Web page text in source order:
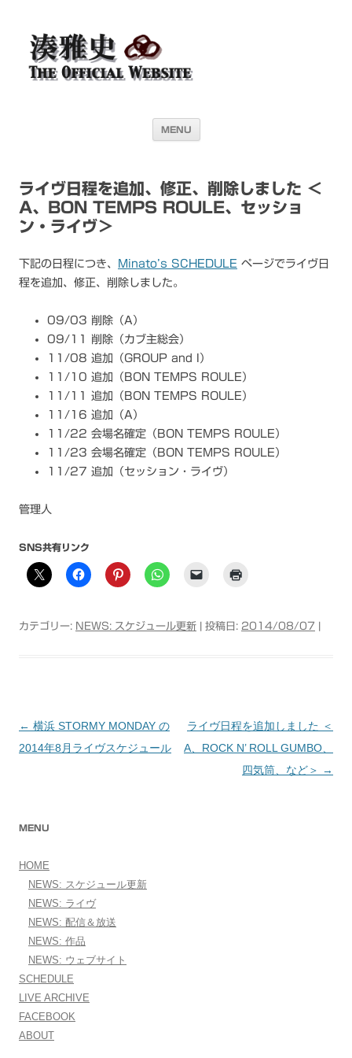
湊雅史オフィシャル・ウェブサイト＜
Masafumi Minato THE
OFFICIAL WEBSITE＞
ウェブサイトです
MENU
ライヴ日程を追加、修正、削除しました ＜
A、BON TEMPS ROULE、セッショ
ン・ライヴ＞
下記の日程につき、 Minato’s SCHEDULE ページでライヴ日
程を追加、修正、削除しました。
09/03 削除（A）
09/11 削除（カブ主総会）
11/08 追加（GROUP and I）
11/10 追加（BON TEMPS ROULE）
11/11 追加（BON TEMPS ROULE）
11/16 追加（A）
11/22 会場名確定（BON TEMPS ROULE）
11/23 会場名確定（BON TEMPS ROULE）
11/27 追加（セッション・ライヴ）
管理人
SNS共有リンク
カテゴリー: NEWS: スケジュール更新 | 投稿日: 2014/08/07
投稿ナビゲーション
← 横浜 STORMY MONDAY の
2014年8月ライヴスケジュール
ライヴ日程を追加しました ＜
A、ROCK N’ ROLL GUMBO、
四気筒、など＞ →
MENU
HOME
NEWS: スケジュール更新
NEWS: ライヴ
NEWS: 配信＆放送
NEWS: 作品
NEWS: ウェブサイト
SCHEDULE
LIVE ARCHIVE
FACEBOOK
ABOUT